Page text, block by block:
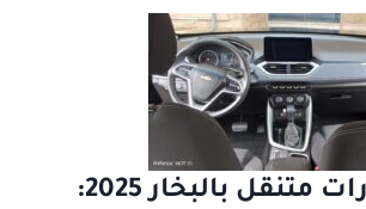
غسيل سيارات متنقل بالبخار 2025: